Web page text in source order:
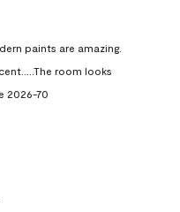
paints are amazing.
room looks
2026-70